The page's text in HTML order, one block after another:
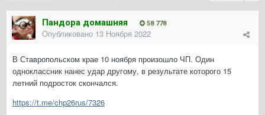
Пандора домашняя 58 778
Опубликовано 13 Ноября 2022
В Ставропольском крае 10 ноября произошло ЧП. Один
одноклассник нанес удар другому, в результате которого 15
летний подросток скончался.
https://t.me/chp26rus/7326